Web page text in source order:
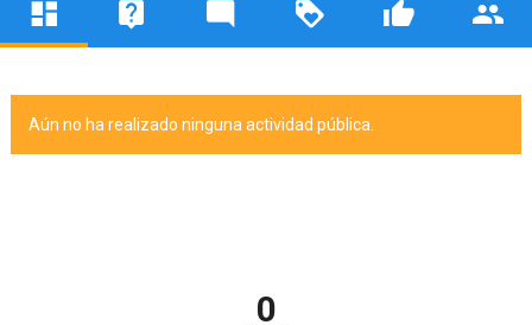
Aún no ha realizado ninguna actividad pública.
0